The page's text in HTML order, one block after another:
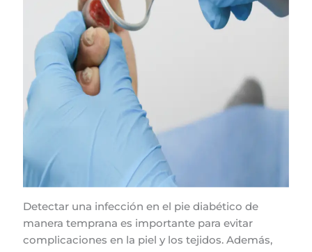
Detectar una infección en el pie diabético de
manera temprana es importante para evitar
complicaciones en la piel y los tejidos. Además,